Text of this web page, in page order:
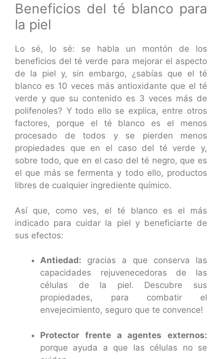
Beneficios del té blanco para
la piel
Lo sé, lo sé: se habla un montón de los
beneficios del té verde para mejorar el aspecto
de la piel y, sin embargo, ¿sabías que el té
blanco es 10 veces más antioxidante que el té
verde y que su contenido es 3 veces más de
polifenoles? Y todo ello se explica, entre otros
factores, porque el té blanco es el menos
procesado de todos y se pierden menos
propiedades que en el caso del té verde y,
sobre todo, que en el caso del té negro, que es
el que más se fermenta y todo ello, productos
libres de cualquier ingrediente químico.
Así que, como ves, el té blanco es el más
indicado para cuidar la piel y beneficiarte de
sus efectos:
Antiedad: gracias a que conserva las
capacidades rejuvenecedoras de las
células de la piel. Descubre sus
propiedades, para combatir el
envejecimiento, seguro que te convence!
Protector frente a agentes externos:
porque ayuda a que las células no se